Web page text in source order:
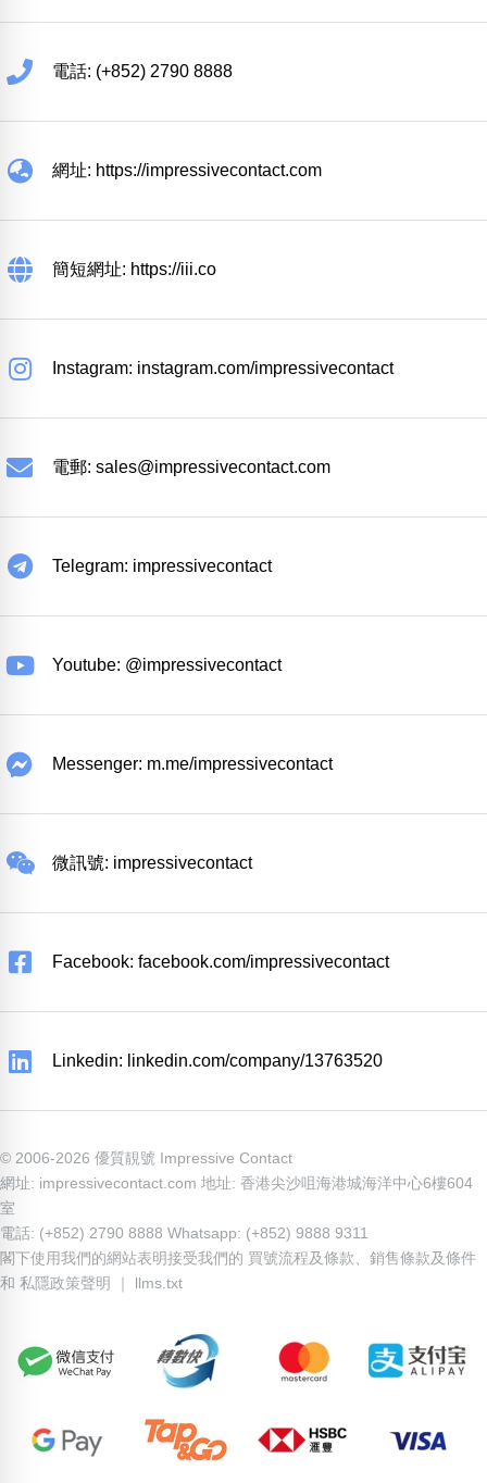
電話: (+852) 2790 8888
網址: https://impressivecontact.com
簡短網址: https://iii.co
Instagram: instagram.com/impressivecontact
電郵: sales@impressivecontact.com
Telegram: impressivecontact
Youtube: @impressivecontact
Messenger: m.me/impressivecontact
微訊號: impressivecontact
Facebook: facebook.com/impressivecontact
Linkedin: linkedin.com/company/13763520
© 2006-2026 優質靚號 Impressive Contact
網址: impressivecontact.com 地址: 香港尖沙咀海港城海洋中心6樓604
室
電話: (+852) 2790 8888 Whatsapp: (+852) 9888 9311
閣下使用我們的網站表明接受我們的 買號流程及條款
銷售條款及條件
和 私隱政策聲明 llms.txt